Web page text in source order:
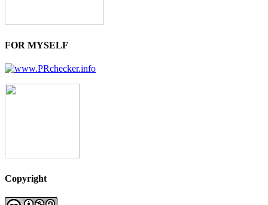
FOR MYSELF
Copyright